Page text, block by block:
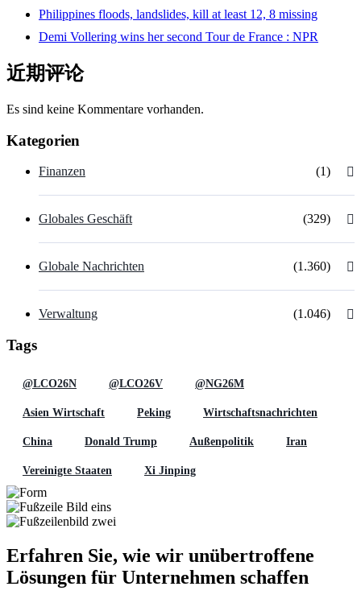
Philippines floods, landslides, kill at least 12, 8 missing
Demi Vollering wins her second Tour de France : NPR
近期评论
Es sind keine Kommentare vorhanden.
Kategorien
Finanzen (1)
Globales Geschäft (329)
Globale Nachrichten (1.360)
Verwaltung (1.046)
Tags
@LCO26N @LCO26V @NG26M
Asien Wirtschaft Peking Wirtschaftsnachrichten
China Donald Trump Außenpolitik Iran
Vereinigte Staaten Xi Jinping
Erfahren Sie, wie wir unübertroffene
Lösungen für Unternehmen schaffen